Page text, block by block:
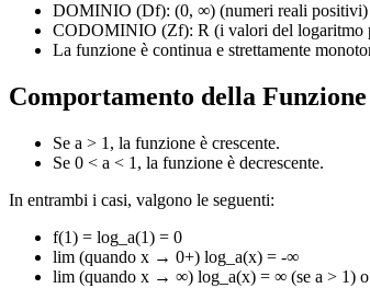
DOMINIO (Df): (0, ∞) (numeri reali positivi)
CODOMINIO (Zf): R (i valori del logaritmo
La funzione è continua e strettamente
Comportamento della Funzione
Se a > 1, la funzione è crescente.
Se 0 < a < 1, la funzione è decrescente.
In entrambi i casi, valgono le seguenti:
f(1) = log_a(1) = 0
lim (quando x → 0+) log_a(x) = -∞
lim (quando x → ∞) log_a(x) = ∞ (se a > 1)